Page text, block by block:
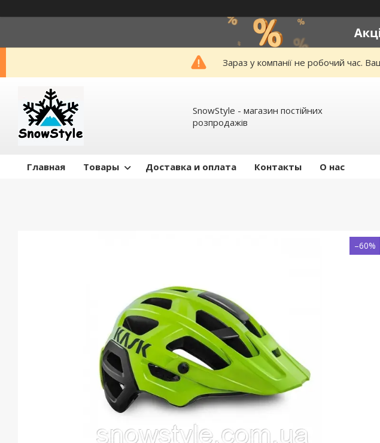
Зараз у компанії не робочий час.
SnowStyle - магазин постійних
розпродажів
Главная Товары Доставка и оплата Контакты О нас
–60%